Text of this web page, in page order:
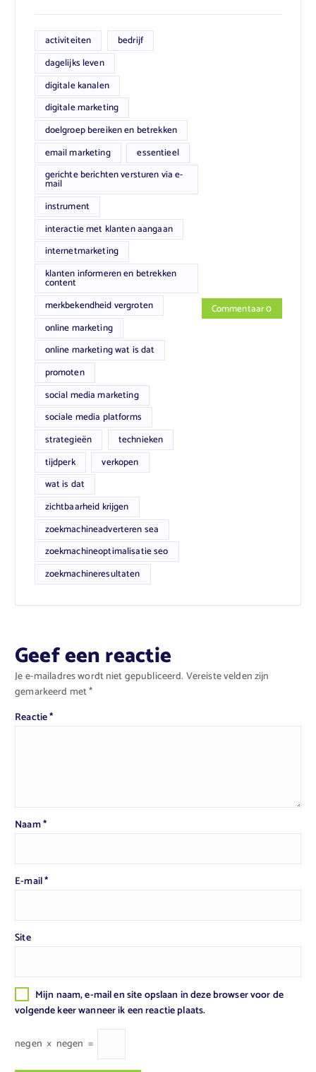
activiteiten
bedrijf
dagelijks leven
digitale kanalen
digitale marketing
doelgroep bereiken en betrekken
email marketing
essentieel
gerichte berichten versturen via e-
mail
instrument
interactie met klanten aangaan
internetmarketing
klanten informeren en betrekken
content
merkbekendheid vergroten
online marketing
online marketing wat is dat
promoten
social media marketing
sociale media platforms
strategieën
technieken
tijdperk
verkopen
wat is dat
zichtbaarheid krijgen
zoekmachineadverteren sea
zoekmachineoptimalisatie seo
zoekmachineresultaten
Commentaar 0
Geef een reactie
Je e-mailadres wordt niet gepubliceerd. Vereiste velden zijn
gemarkeerd met*
Reactie*
Naam*
E-mail*
Site
Mijn naam, e-mail en site opslaan in deze browser voor de
volgende keer wanneer ik een reactie plaats.
negen × negen =